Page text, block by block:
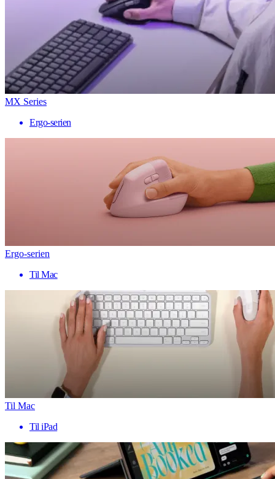
MX Series
Ergo-serien
Ergo-serien
Til Mac
Til Mac
Til iPad